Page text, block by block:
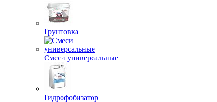
Грунтовка
Смеси универсальные
Гидрофобизатор